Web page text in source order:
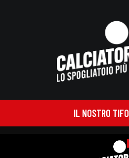
IL NOSTRO TIFO